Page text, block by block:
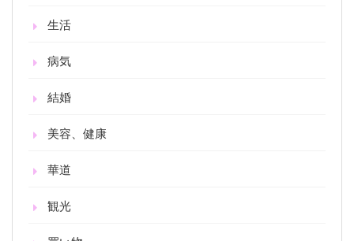
生活
病気
結婚
美容、健康
華道
観光